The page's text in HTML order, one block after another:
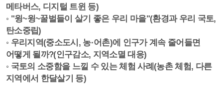
메타버스, 디지털 트윈 등)
◦ "윙~윙~꿀벌들이 살기 좋은 우리 마을"(환경과 우리 국토,
탄소중립)
◦ 우리지역 (중소도시 , 농·어촌)에 인구가 계속 줄어들면
어떻게 될까?(인구감소, 지역소멸 대응)
◦ 국토의 소중함을 느낄 수 있는 체험 사례(농촌 체험, 다른
지역에서 한달살기 등)